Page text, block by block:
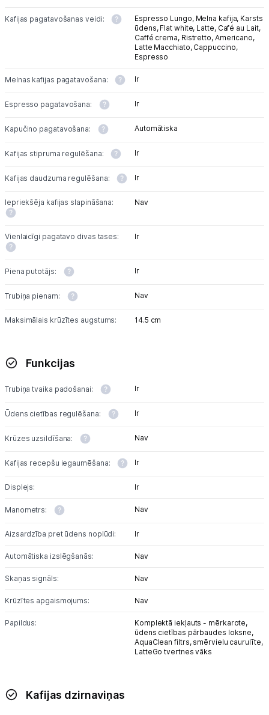
Kafijas pagatavošanas veidi: Espresso Lungo, Melna kafija, Karsts
ūdens, Flat white, Latte, Café au Lait,
Caffé crema, Ristretto, Americano,
Latte Macchiato, Cappuccino,
Espresso
Melnas kafijas pagatavošana: Ir
Espresso pagatavošana: Ir
Kapučino pagatavošana: Automātiska
Kafijas stipruma regulēšana: Ir
Kafijas daudzuma regulēšana: Ir
Iepriekšēja kafijas slapināšana: Nav
Vienlaicīgi pagatavo divas tases: Ir
Piena putotājs: Ir
Trubiņa pienam: Nav
Maksimālais krūzītes augstums: 14.5 cm
Funkcijas
Trubiņa tvaika padošanai: Ir
Ūdens cietības regulēšana: Ir
Krūzes uzsildīšana: Nav
Kafijas recepšu iegaumēšana: Ir
Displejs: Ir
Manometrs: Nav
Aizsardzība pret ūdens noplūdi: Ir
Automātiska izslēgšanās: Nav
Skaņas signāls: Nav
Krūzītes apgaismojums: Nav
Papildus:
Komplektā iekļauts - mērkarote,
ūdens cietības pārbaudes loksne,
AquaClean filtrs, smērvielu caurulīte,
LatteGo tvertnes vāks
Kafijas dzirnaviņas